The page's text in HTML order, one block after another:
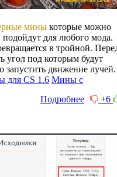
миныкоторые можно
подойдут для любого мода.
в тройной.
под которым будут
движение лучей.
для CS 1.6 Мины с
+6
Подробнее